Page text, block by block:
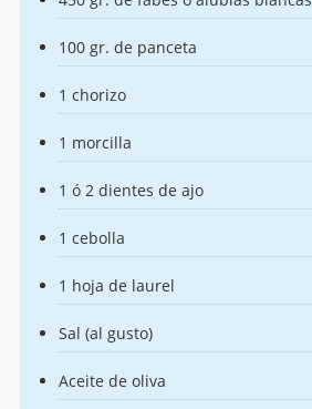
100 gr. de panceta
1 chorizo
1 morcilla
1 ó 2 dientes de ajo
1 cebolla
1 hoja de laurel
Sal (al gusto)
Aceite de oliva